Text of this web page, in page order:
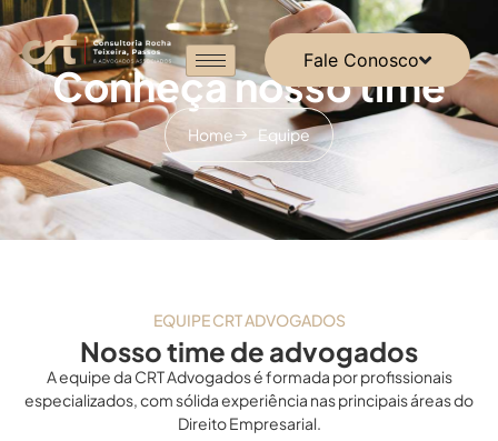
Fale Conosco
Conheça nosso time
Home Equipe
EQUIPE CRT ADVOGADOS
Nosso time de advogados
A equipe da CRT Advogados é formada por profissionais
especializados, com sólida experiência nas principais áreas do
Direito Empresarial.